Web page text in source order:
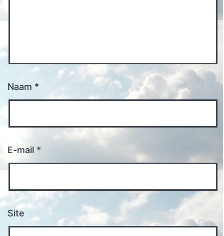
Naam *
E-mail *
Site